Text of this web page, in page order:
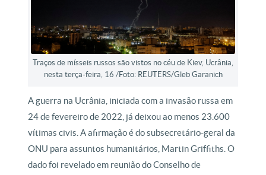
Traços de mísseis russos são vistos no céu de Kiev, Ucrânia,
nesta terça-feira, 16 /Foto: REUTERS/Gleb Garanich
A guerra na Ucrânia, iniciada com a invasão russa em
24 de fevereiro de 2022, já deixou ao menos 23.600
vítimas civis. A afirmação é do subsecretário-geral da
ONU para assuntos humanitários, Martin Griffiths. O
dado foi revelado em reunião do Conselho de